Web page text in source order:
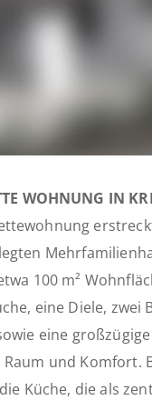
WOHNUNG IN
100 m²
eine Diele, zwei
eine
und Komfort.
Küche, die als